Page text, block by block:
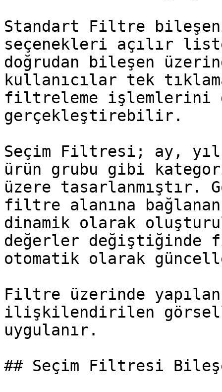
Standart Filtre
seçenekleri açılır
doğrudan bileşen
kullanıcılar tek
filtreleme işlemlerini
gerçekleştirebilir.
Seçim Filtresi; ay,
ürün grubu gibi
üzere tasarlanmıştır.
filtre alanına
dinamik olarak
değerler değiştiğinde
otomatik olarak
Filtre üzerinde
ilişkilendirilen
uygulanır.
## Seçim Filtresi